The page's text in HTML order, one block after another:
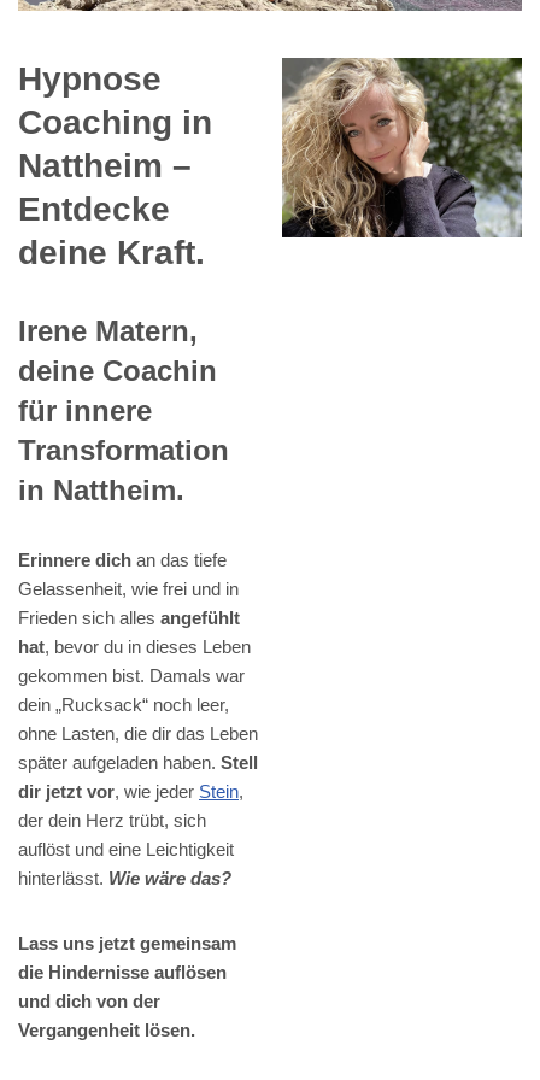
Hypnose
Coaching in
Nattheim –
Entdecke
deine Kraft.
Irene Matern,
deine Coachin
für innere
Transformation
in Nattheim.
Erinnere dich an das tiefe
Gelassenheit, wie frei und in
Frieden sich alles angefühlt
hat, bevor du in dieses Leben
gekommen bist. Damals war
dein „Rucksack“ noch leer,
ohne Lasten, die dir das Leben
später aufgeladen haben. Stell
dir jetzt vor, wie jeder Stein,
der dein Herz trübt, sich
auflöst und eine Leichtigkeit
hinterlässt. Wie wäre das?
Lass uns jetzt gemeinsam
die Hindernisse auflösen
und dich von der
Vergangenheit lösen.